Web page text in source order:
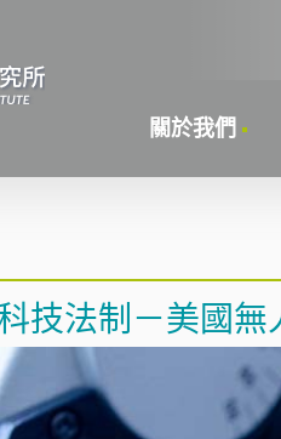
關於我們
技法制－美國